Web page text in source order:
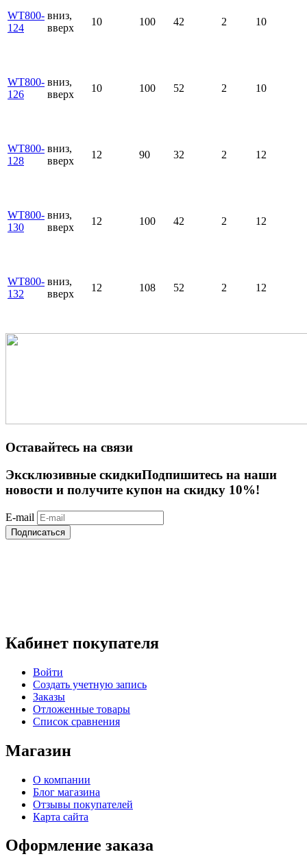
WT800-
124
вниз,
вверх
10 100 42 2 10
WT800-
126
вниз,
вверх
10 100 52 2 10
WT800-
128
вниз,
вверх
12 90 32 2 12
WT800-
130
вниз,
вверх
12 100 42 2 12
WT800-
132
вниз,
вверх
12 108 52 2 12
Оставайтесь на связи
Эксклюзивные скидкиПодпишитесь на наши
новости и получите купон на скидку 10%!
E-mail
Подписаться
Кабинет покупателя
Войти
Создать учетную запись
Заказы
Отложенные товары
Список сравнения
Магазин
О компании
Блог магазина
Отзывы покупателей
Карта сайта
Оформление заказа